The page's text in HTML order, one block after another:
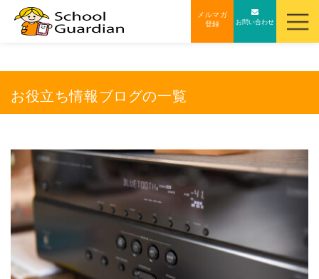
ス
キ
プ
す
る
メルマガ
登録 お問い合わせ
お役立ち情報ブログの一覧